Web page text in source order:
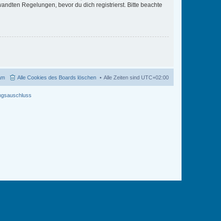
Regelungen, bevor du dich registrierst. Bitte beachte
Alle Zeiten sind UTC+02:00
Alle Cookies des Boards löschen